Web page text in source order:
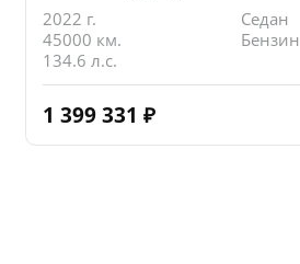
2022 г.
Седан
45000 км.
Бензин
134.6 л.с.
1 399 331 ₽